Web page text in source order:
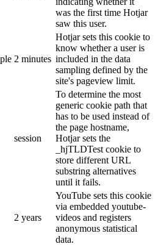
was the first time Hotjar
saw this user.
2 minutes
Hotjar sets this cookie to
know whether a user is
included in the data
sampling defined by the
site's pageview limit.
session
To determine the most
generic cookie path that
has to be used instead of
the page hostname,
Hotjar sets the
_hjTLDTest cookie to
store different URL
substring alternatives
until it fails.
2 years
YouTube sets this cookie
via embedded youtube-
videos and registers
anonymous statistical
data.